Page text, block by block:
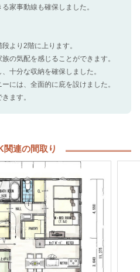
家事動線も確保しました。
より2階に上ります。
の気配を感じることができます。
十分な収納を確保しました。
には、全面的に庇を設けました。
ます。
関連の間取り